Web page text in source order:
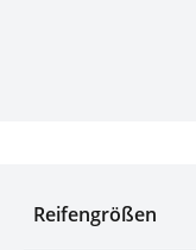
Reifengrößen